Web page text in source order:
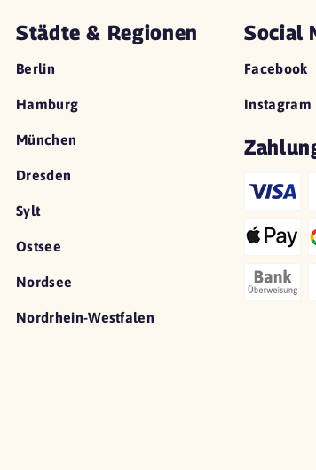
Städte & Regionen
Berlin
Hamburg
München
Dresden
Sylt
Ostsee
Nordsee
Nordrhein-Westfalen
Social
Facebook
Instagram